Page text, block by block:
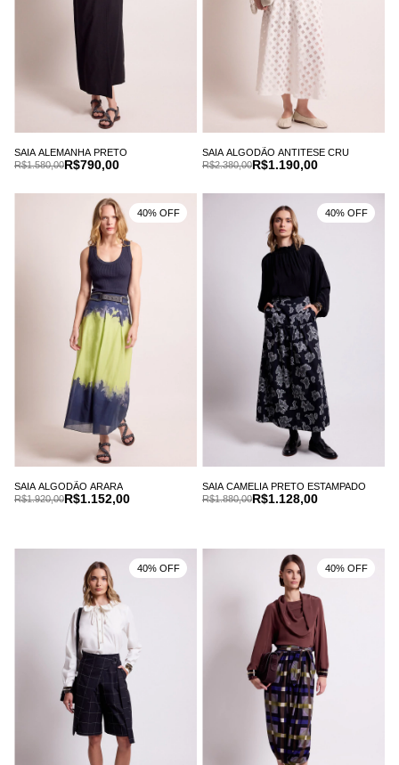
SAIA ALEMANHA PRETO
R$790,00
R$1.580,00
SAIA ALGODÃO ANTITESE CRU
R$1.190,00
R$2.380,00
SAIA ALGODÃO ARARA
R$1.152,00
R$1.920,00
40% OFF
SAIA CAMELIA PRETO ESTAMPADO
R$1.128,00
R$1.880,00
40% OFF
40% OFF 40% OFF